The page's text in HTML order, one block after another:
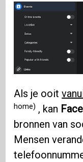
Als je ooit
home) , kan
bronnen van
Mensen